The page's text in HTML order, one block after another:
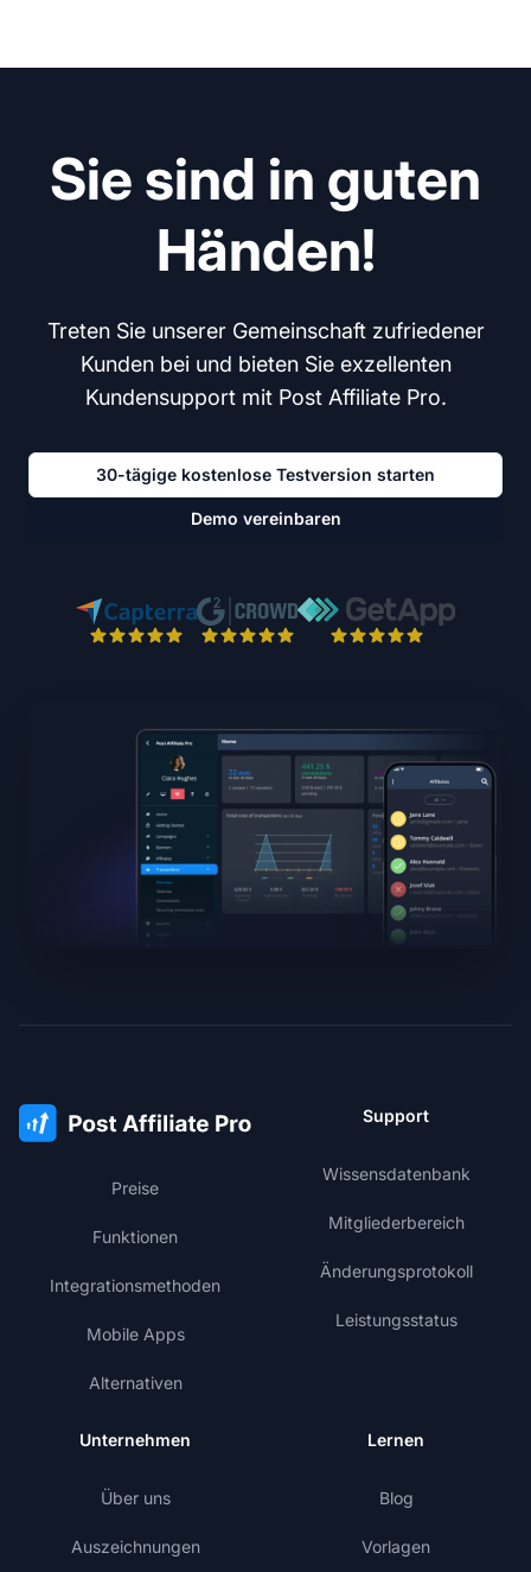
Sie sind in guten
Händen!
Treten Sie unserer Gemeinschaft zufriedener
Kunden bei und bieten Sie exzellenten
Kundensupport mit Post Affiliate Pro.
30-tägige kostenlose Testversion starten
Demo vereinbaren
Preise
Funktionen
Integrationsmethoden
Mobile Apps
Alternativen
Support
Wissensdatenbank
Mitgliederbereich
Änderungsprotokoll
Leistungsstatus
Unternehmen
Über uns
Auszeichnungen
Lernen
Blog
Vorlagen